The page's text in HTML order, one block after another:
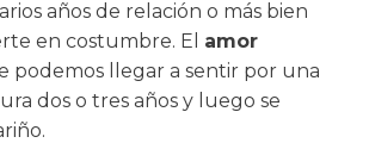
años de relación o más bien
en costumbre. El amor
podemos llegar a sentir por una
dos o tres años y luego se